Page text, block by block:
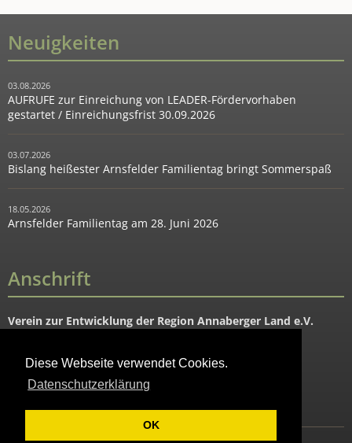
Diese Webseite verwendet Cookies.
Datenschutzerklärung
OK
Neuigkeiten
03.08.2026
AUFRUFE zur Einreichung von LEADER-Fördervorhaben
gestartet / Einreichungsfrist 30.09.2026
03.07.2026
Bislang heißester Arnsfelder Familientag bringt Sommerspaß
18.05.2026
Arnsfelder Familientag am 28. Juni 2026
Anschrift
Verein zur Entwicklung der Region Annaberger Land e.V.
09456 Mildenau OT Arnsfeld
Tel. 037343-88644